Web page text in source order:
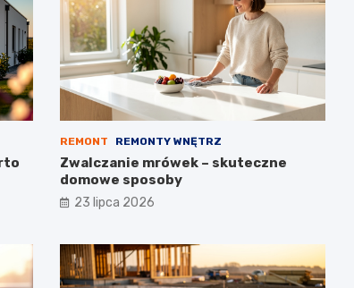
REMONT REMONTY WNĘTRZ
Zwalczanie mrówek – skuteczne
domowe sposoby
23 lipca 2026